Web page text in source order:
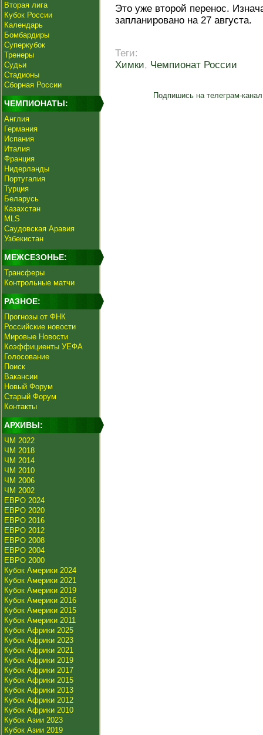
Вторая лига
Кубок России
Календарь
Бомбардиры
Суперкубок
Тренеры
Судьи
Стадионы
Сборная России
ЧЕМПИОНАТЫ:
Англия
Германия
Испания
Италия
Франция
Нидерланды
Португалия
Турция
Беларусь
Казахстан
MLS
Саудовская Аравия
Узбекистан
МЕЖСЕЗОНЬЕ:
Трансферы
Контрольные матчи
РАЗНОЕ:
Прогнозы от ФНК
Российские новости
Мировые Новости
Коэффициенты УЕФА
Голосование
Поиск
Вакансии
Новый Форум
Старый Форум
Контакты
АРХИВЫ:
ЧМ 2022
ЧМ 2018
ЧМ 2014
ЧМ 2010
ЧМ 2006
ЧМ 2002
ЕВРО 2024
ЕВРО 2020
ЕВРО 2016
ЕВРО 2012
ЕВРО 2008
ЕВРО 2004
ЕВРО 2000
Кубок Америки 2024
Кубок Америки 2021
Кубок Америки 2019
Кубок Америки 2016
Кубок Америки 2015
Кубок Америки 2011
Кубок Африки 2025
Кубок Африки 2023
Кубок Африки 2021
Кубок Африки 2019
Кубок Африки 2017
Кубок Африки 2015
Кубок Африки 2013
Кубок Африки 2012
Кубок Африки 2010
Кубок Азии 2023
Кубок Азии 2019
Это уже второй перенос.
запланировано на 27 августа.
Теги:
Химки, Чемпионат России
Подпишись на телеграм-